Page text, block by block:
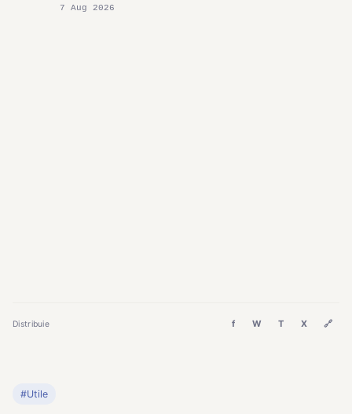
7 Aug 2026
Distribuie f W T X 🔗
#Utile